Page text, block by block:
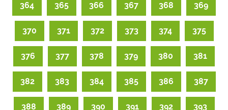
364 365 366 367 368 369
370 371 372 373 374 375
376 377 378 379 380 381
382 383 384 385 386 387
388 389 390 391 392 393